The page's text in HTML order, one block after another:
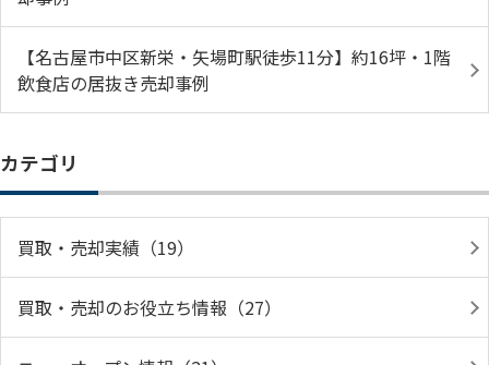
【名古屋市中区新栄・矢場町駅徒歩11分】約16坪・1階
飲食店の居抜き売却事例
カテゴリ
買取・売却実績（19）
買取・売却のお役立ち情報（27）